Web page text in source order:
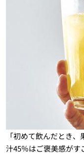
「初めて飲んだとき
汁45％はご褒美感がす